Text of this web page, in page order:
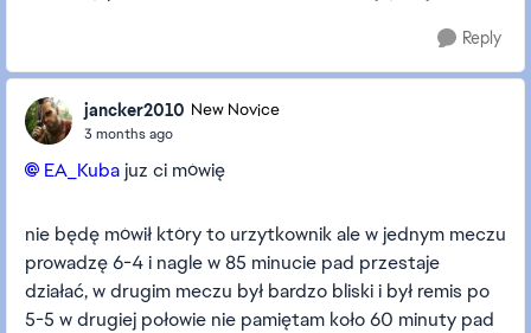
Reply
jancker2010 New Novice
3 months ago
EA_Kuba​juz ci mówię
nie będę mówił który to urzytkownik ale w jednym meczu
prowadzę 6-4 i nagle w 85 minucie pad przestaje
działać, w drugim meczu był bardzo bliski i był remis po
5-5 w drugiej połowie nie pamiętam koło 60 minuty pad